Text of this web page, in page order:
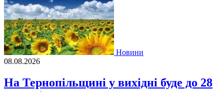
Новини
08.08.2026
На Тернопільщині у вихідні буде до 28